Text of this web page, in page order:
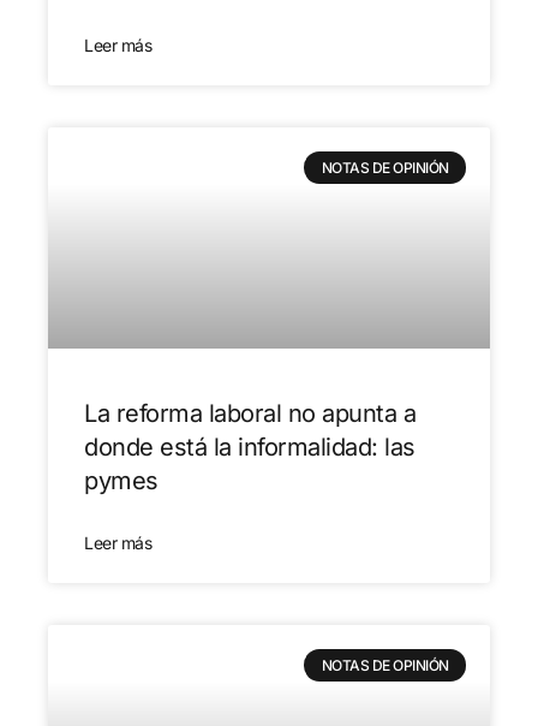
Leer más
NOTAS DE OPINIÓN
La reforma laboral no apunta a
donde está la informalidad: las
pymes
Leer más
NOTAS DE OPINIÓN